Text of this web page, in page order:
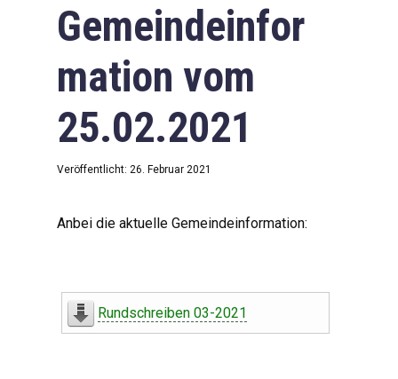
Downloads
Impressum
Datenschutzerklärung
Gemeindeinfor
mation vom
25.02.2021
Veröffentlicht: 26. Februar 2021
Anbei die aktuelle Gemeindeinformation:
Rundschreiben 03-2021